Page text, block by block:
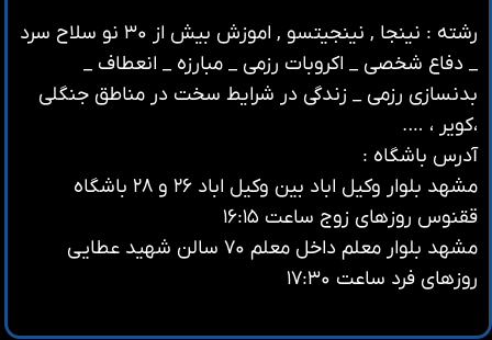
رشته : نینجا , نینجیتسو , اموزش بیش از ۳۰ نو سلاح سرد
_ دفاع شخصی _ اکروبات رزمی _ مبارزه _ انعطاف _
بدنسازی رزمی _ زندگی در شرایط سخت در مناطق جنگلی
،کویر ، ….
آدرس باشگاه :
مشهد بلوار وکیل اباد بین وکیل اباد ۲۶ و ۲۸ باشگاه
ققنوس روزهای زوج ساعت ۱۶:۱۵
مشهد بلوار معلم داخل معلم ۷۰ سالن شهید عطایی
روزهای فرد ساعت ۱۷:۳۰